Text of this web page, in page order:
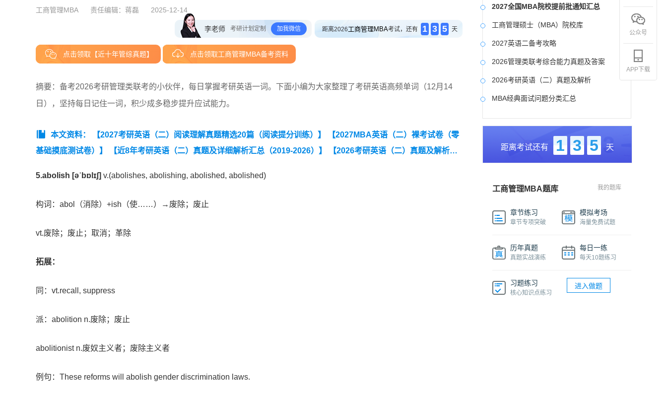
工商管理MBA 责任编辑：蒋磊 2025-12-14
李老师 考研计划定制 加我微信 距离2026工商管理MBA考试，还有 1 3 5 天
点击领取【近十年管综真题】 点击领取工商管理MBA备考资料
摘要：​备考2026考研管理类联考的小伙伴，每日掌握考研英语一词。下面小编为大家整理了考研英语高频单词（12月14
日），坚持每日记住一词，积少成多稳步提升应试能力。
本文资料： 【2027考研英语（二）阅读理解真题精选20篇（阅读提分训练）】
【2027MBA英语（二）裸考试卷（零
基础摸底测试卷）】
【近8年考研英语（二）真题及详细解析汇总（2019-2026）】
【2026考研英语（二）真题及解析】
5.abolish [əˈbɒlɪʃ] v.(abolishes, abolishing, abolished, abolished)
构词：abol（消除）+ish（使……）→废除；废止
vt.废除；废止；取消；革除
拓展：
同：vt.recall, suppress
派：abolition n.废除；废止
abolitionist n.废奴主义者；废除主义者
例句：These reforms will abolish gender discrimination laws.
2027全国MBA院校提前批通知汇总
工商管理硕士（MBA）院校库
2027英语二备考攻略
2026管理类联考综合能力真题及答案
2026考研英语（二）真题及解析
MBA经典面试问题分类汇总
2017-2025近九年各科真题及详细解析
考研英语（二）试题库
2027写作备考攻略
距离考试还有 1 3 5 天
工商管理MBA题库 我的题库
章节练习
章节专项突破
模拟考场
海量免费试题
历年真题
真题实战演练
每日一练
每天10题练习
习题练习
核心知识点练习
进入做题
公众号
APP下载